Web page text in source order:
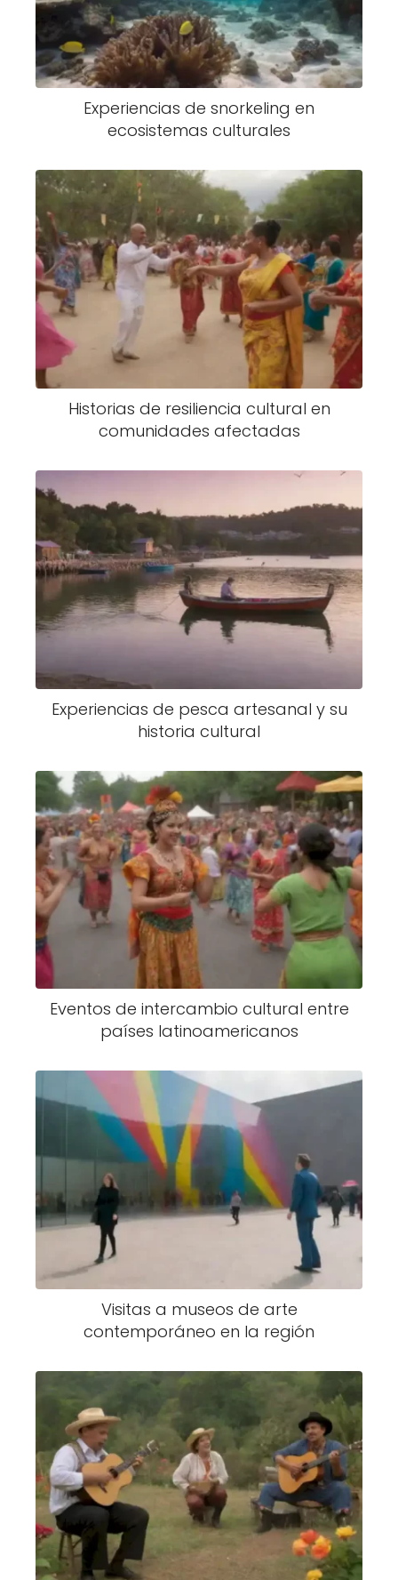
Experiencias de snorkeling en
ecosistemas culturales
Historias de resiliencia cultural en
comunidades afectadas
Experiencias de pesca artesanal y su
historia cultural
Eventos de intercambio cultural entre
países latinoamericanos
Visitas a museos de arte
contemporáneo en la región